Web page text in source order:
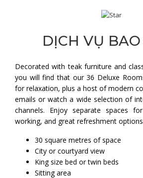
DỊCH VỤ
Decorated with teak furniture and
you will find that our 36 Deluxe
for relaxation, plus a host of modern
emails or watch a wide selection of
channels. Enjoy separate spaces
working, and great refreshment
30 square metres of space
City or courtyard view
King size bed or twin beds
Sitting area